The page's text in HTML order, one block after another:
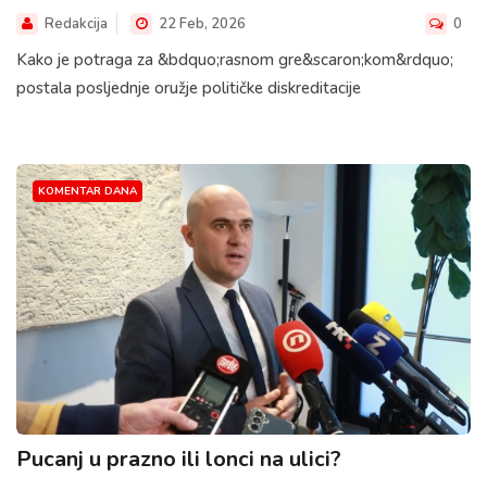
Redakcija 22 Feb, 2026 0
Kako je potraga za &bdquo;rasnom gre&scaron;kom&rdquo;
postala posljednje oružje političke diskreditacije
KOMENTAR DANA
Pucanj u prazno ili lonci na ulici?